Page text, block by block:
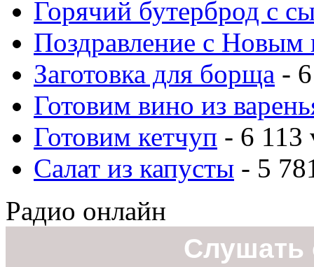
Горячий бутерброд с
Поздравление с Новым
Заготовка для борща -
Готовим вино из
Готовим кетчуп - 6 113
Салат из капусты - 5
Радио онлайн
Слушать